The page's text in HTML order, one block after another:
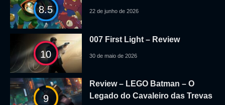
8.5 22 de junho de 2026
10
007 First Light – Review
30 de maio de 2026
9
Review – LEGO Batman – O
Legado do Cavaleiro das Trevas